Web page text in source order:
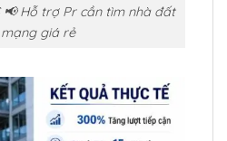
📢 Hỗ trợ Pr cần tìm nhà đất
giá rẻ